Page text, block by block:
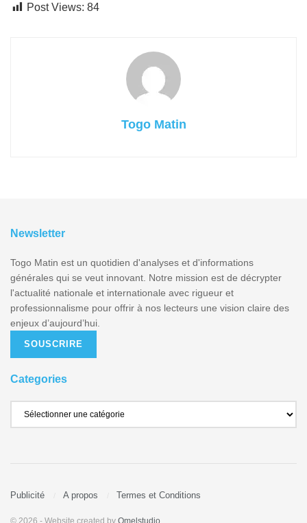
Post Views: 84
Togo Matin
Newsletter
Togo Matin est un quotidien d'analyses et d'informations
générales qui se veut innovant. Notre mission est de décrypter
l'actualité nationale et internationale avec rigueur et
professionnalisme pour offrir à nos lecteurs une vision claire des
enjeux d’aujourd’hui.
SOUSCRIRE
Categories
Publicité A propos Termes et Conditions
© 2026 - Website created by Omelstudio